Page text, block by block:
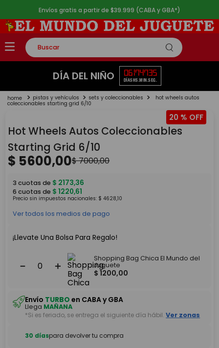
Envíos gratis a partir de $39.999 (CABA y GBA*)
Buscar
TÉRMINOS MÁS BUSCADOS
2.
lego
4 .
monopatin
5. toy story
DÍA DEL NIÑO 06
DÍAS
17
HS.
47
MIN.
35
SEG.
pistas y vehículos sets y coleccionables hot wheels autos
coleccionables starting grid 6/10
20 %
Hot Wheels Autos Coleccionables
Starting Grid 6/10
$ 5600,00$7000,00
3 cuotas de $ 2173,36
6 cuotas de $ 1220,61
Precio sin impuestos nacionales: $ 4628,10
Ver todos los medios de pago
¡Llevate Una Bolsa Para Regalo!
＋
－
Shopping Bag Chica El Mundo del
Juguete
$ 1200,00
Envío TURBO en CABA y GBA
Llega MAÑANA
*Si es feriado, se entrega el siguiente día hábil. Ver zonas
30 díaspara devolver tu compra